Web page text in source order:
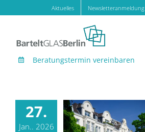
springen
Aktuelles Newsletteranmeldung
Beratungstermin vereinbaren
27.
Jan.. 2026